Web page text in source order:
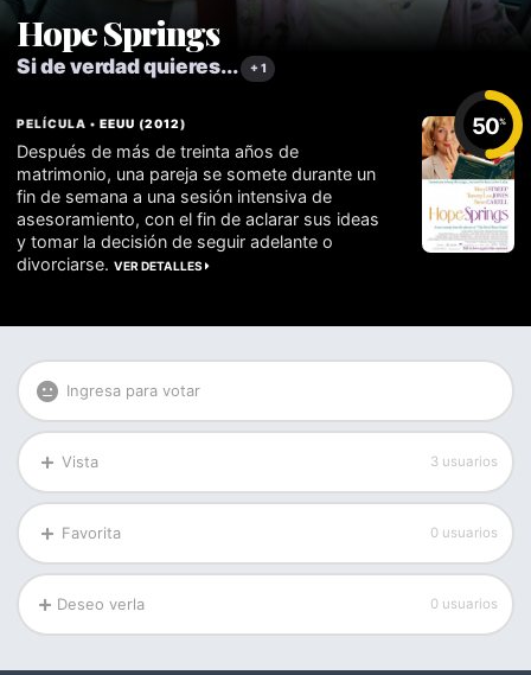
Hope Springs
Si de verdad quieres... + 1
50%
PELÍCULA •EEUU (2012)
Después de más de treinta años de
matrimonio, una pareja se somete durante un
fin de semana a una sesión intensiva de
asesoramiento, con el fin de aclarar sus ideas
y tomar la decisión de seguir adelante o
divorciarse.VER DETALLES
Ingresa para votar
Vista 3 usuarios
Favorita 0 usuarios
Deseo verla 0 usuarios